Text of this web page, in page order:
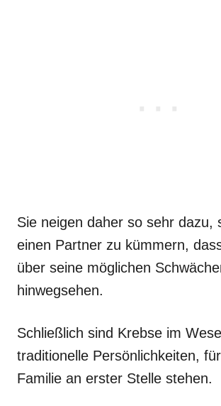
Sie neigen daher so sehr dazu,
einen Partner zu kümmern,
über seine möglichen
hinwegsehen.
Schließlich sind Krebse im
traditionelle Persönlichkeiten,
Familie an erster Stelle stehen.